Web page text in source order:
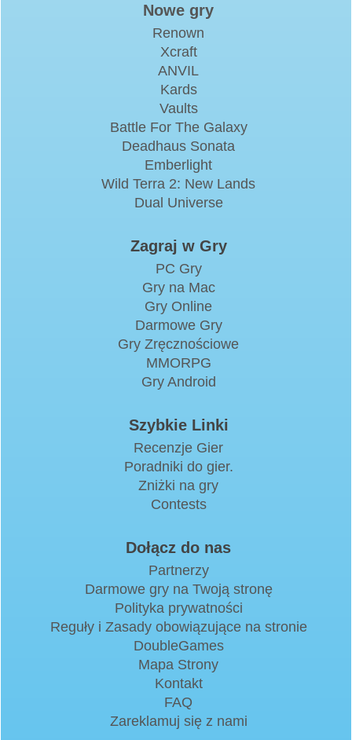
Nowe gry
Renown
Xcraft
ANVIL
Kards
Vaults
Battle For The Galaxy
Deadhaus Sonata
Emberlight
Wild Terra 2: New Lands
Dual Universe
Zagraj w Gry
PC Gry
Gry na Mac
Gry Online
Darmowe Gry
Gry Zręcznościowe
MMORPG
Gry Android
Szybkie Linki
Recenzje Gier
Poradniki do gier.
Zniżki na gry
Contests
Dołącz do nas
Partnerzy
Darmowe gry na Twoją stronę
Polityka prywatności
Reguły i Zasady obowiązujące na stronie
DoubleGames
Mapa Strony
Kontakt
FAQ
Zareklamuj się z nami